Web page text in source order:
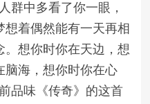
群中多看了你一眼，
着偶然能有一天再相
。想你时你在天边，想
脑海，想你时你在心
品味《传奇》的这首